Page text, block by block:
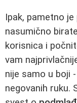
Ipak, pametno
nasumično
korisnica i
vam
nije samo u boji
negovanih ruku.